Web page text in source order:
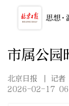
市属公园
北京日报
| 记者
2026-02-17